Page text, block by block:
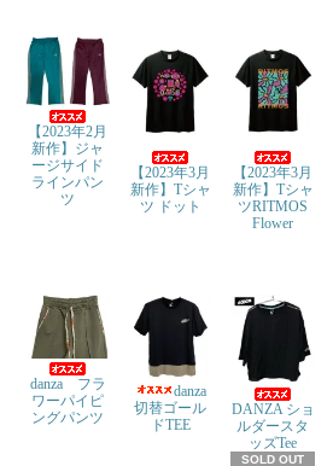
【2023年2月
新作】ジャ
ージサイド
ラインパン
ツ
【2023年3月
新作】Tシャ
ツ ドット
【2023年3月
新作】Tシャ
ツRITMOS
Flower
danza フラ
ワーパイピ
ングパンツ
danza
切替ゴール
ドTEE
DANZA ショ
ルダースタ
ッズTee
SOLD OUT